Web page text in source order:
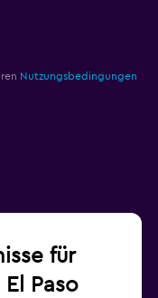
Nutzungsbedingungen
für
Paso